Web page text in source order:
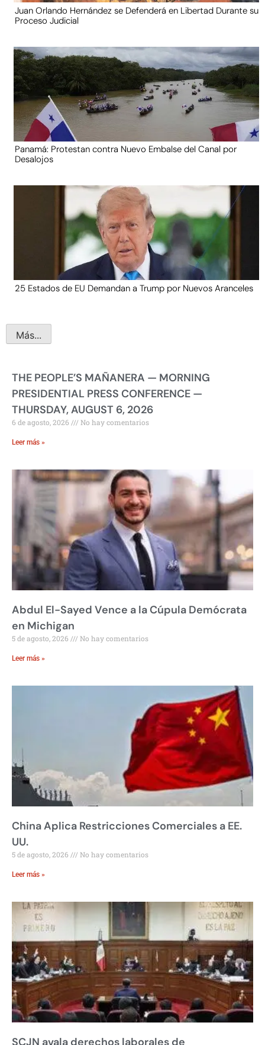
Juan Orlando Hernández se Defenderá en Libertad Durante su
Proceso Judicial
Panamá: Protestan contra Nuevo Embalse del Canal por
Desalojos
25 Estados de EU Demandan a Trump por Nuevos Aranceles
Más...
THE PEOPLE’S MAÑANERA — MORNING
PRESIDENTIAL PRESS CONFERENCE —
THURSDAY, AUGUST 6, 2026
6 de agosto, 2026 No hay comentarios
Leer más »
Abdul El-Sayed Vence a la Cúpula Demócrata
en Michigan
5 de agosto, 2026 No hay comentarios
Leer más »
China Aplica Restricciones Comerciales a EE.
UU.
5 de agosto, 2026 No hay comentarios
Leer más »